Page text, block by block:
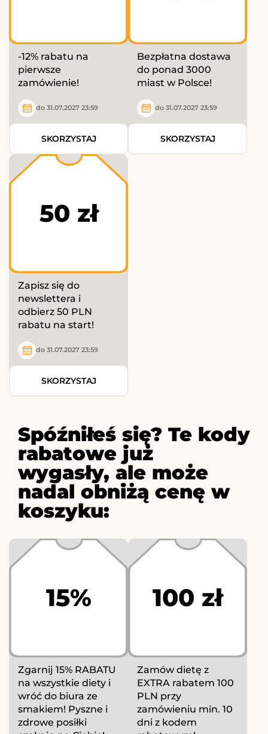
-12% rabatu na
pierwsze
zamówienie!
do 31.07.2027 23:59
SKORZYSTAJ
Bezpłatna dostawa
do ponad 3000
miast w Polsce!
do 31.07.2027 23:59
SKORZYSTAJ
50 zł
Zapisz się do
newslettera i
odbierz 50 PLN
rabatu na start!
do 31.07.2027 23:59
SKORZYSTAJ
Spóźniłeś się? Te kody
rabatowe już
wygasły, ale może
nadal obniżą cenę w
koszyku:
15%
Zgarnij 15% RABATU
na wszystkie diety i
wróć do biura ze
smakiem! Pyszne i
zdrowe posiłki
100 zł
Zamów dietę z
EXTRA rabatem 100
PLN przy
zamówieniu min. 10
dni z kodem